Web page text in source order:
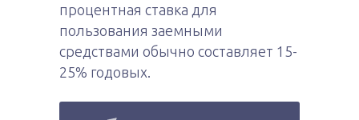
процентная ставка для
пользования заемными
средствами обычно составляет 15-
25% годовых.